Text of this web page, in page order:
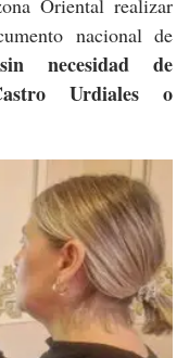
Oriental realizar
nacional de
sin necesidad de
Urdiales o